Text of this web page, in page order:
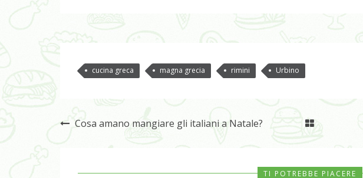
cucina greca magna grecia rimini Urbino
Cosa amano mangiare gli italiani a Natale?
TI POTREBBE PIACERE